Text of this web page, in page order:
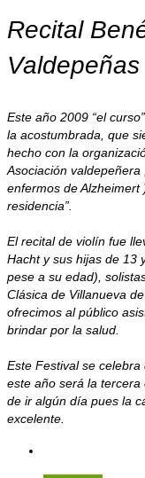
Recital
Valdepeñas
Este año 2009 “el
la acostumbrada, que
hecho con la
Asociación valdepeñera
enfermos de Alzheimert
residencia”.
El recital de violín fue
Hacht y sus hijas de 13
pese a su edad),
Clásica de Villanueva
ofrecimos al público
brindar por la salud.
Este Festival se
este año será la
de ir algún día pues la
excelente.